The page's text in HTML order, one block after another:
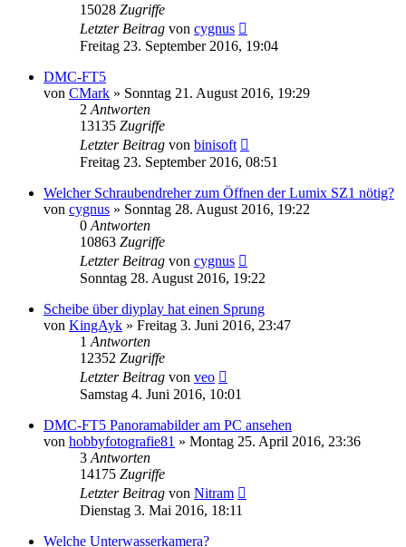
15028 Zugriffe
Letzter Beitrag von cygnus
Freitag 23. September 2016, 19:04
DMC-FT5
von CMark » Sonntag 21. August 2016, 19:29
2 Antworten
13135 Zugriffe
Letzter Beitrag von binisoft
Freitag 23. September 2016, 08:51
Welcher Schraubendreher zum Öffnen der Lumix SZ1 nötig?
von cygnus » Sonntag 28. August 2016, 19:22
0 Antworten
10863 Zugriffe
Letzter Beitrag von cygnus
Sonntag 28. August 2016, 19:22
Scheibe über diyplay hat einen Sprung
von KingAyk » Freitag 3. Juni 2016, 23:47
1 Antworten
12352 Zugriffe
Letzter Beitrag von veo
Samstag 4. Juni 2016, 10:01
DMC-FT5 Panoramabilder am PC ansehen
von hobbyfotografie81 » Montag 25. April 2016, 23:36
3 Antworten
14175 Zugriffe
Letzter Beitrag von Nitram
Dienstag 3. Mai 2016, 18:11
Welche Unterwasserkamera?